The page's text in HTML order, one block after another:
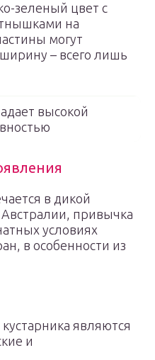
зеленый цвет с
на
могут
ширину – всего лишь
высокой
в дикой
привычка
условиях
в особенности из
являются
и